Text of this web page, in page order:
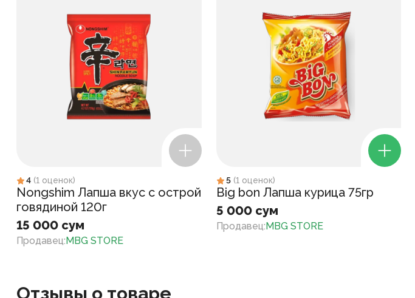
4 (1 оценок)
Nongshim Лапша вкус с острой
говядиной 120г
15 000 сум
Продавец:MBG STORE
5 (1 оценок)
Big bon Лапша курица 75гр
5 000 сум
Продавец:MBG STORE
Отзывы о товаре